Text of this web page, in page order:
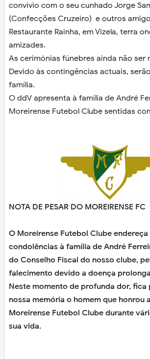
convívio com o seu cunhado Jorge
(Confecções Cruzeiro) e outros
Restaurante Rainha, em Vizela, terra
amizades.
As cerimónias fúnebres ainda não ser
Devido às contingências actuais,
família.
O ddV apresenta à família de André
Moreirense Futebol Clube sentidas
NOTA DE PESAR DO MOREIRENSE FC
O Moreirense Futebol Clube
condolências à família de André
do Conselho Fiscal do nosso clube,
falecimento devido a doença
Neste momento de profunda dor, fica
nossa memória o homem que honrou
Moreirense Futebol Clube durante
sua vida.